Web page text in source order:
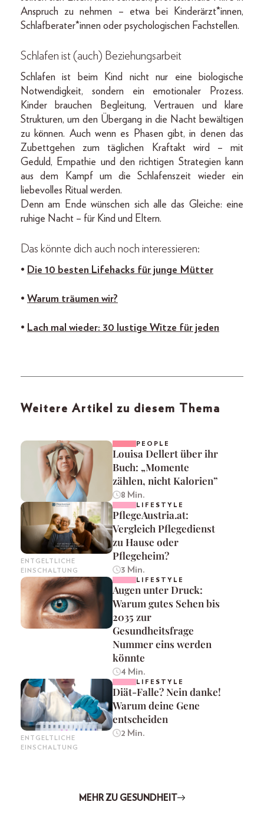
Anspruch zu nehmen – etwa bei Kinderärzt*innen,
Schlafberater*innen oder psychologischen Fachstellen.
Schlafen ist (auch) Beziehungsarbeit
Schlafen ist beim Kind nicht nur eine biologische
Notwendigkeit, sondern ein emotionaler Prozess.
Kinder brauchen Begleitung, Vertrauen und klare
Strukturen, um den Übergang in die Nacht bewältigen
zu können. Auch wenn es Phasen gibt, in denen das
Zubettgehen zum täglichen Kraftakt wird – mit
Geduld, Empathie und den richtigen Strategien kann
aus dem Kampf um die Schlafenszeit wieder ein
liebevolles Ritual werden.
Denn am Ende wünschen sich alle das Gleiche: eine
ruhige Nacht – für Kind und Eltern.
Das könnte dich auch noch interessieren:
• Die 10 besten Lifehacks für junge Mütter
• Warum träumen wir?
• Lach mal wieder: 30 lustige Witze für jeden
Weitere Artikel zu diesem Thema
PEOPLE
Louisa Dellert über ihr
Buch: „Momente
zählen, nicht Kalorien”
8 Min.
ENTGELTLICHE
EINSCHALTUNG
LIFESTYLE
PflegeAustria.at:
Vergleich Pflegedienst
zu Hause oder
Pflegeheim?
3 Min.
LIFESTYLE
Augen unter Druck:
Warum gutes Sehen bis
2035 zur
Gesundheitsfrage
Nummer eins werden
könnte
4 Min.
ENTGELTLICHE
EINSCHALTUNG
LIFESTYLE
Diät-Falle? Nein danke!
Warum deine Gene
entscheiden
2 Min.
MEHR ZU GESUNDHEIT